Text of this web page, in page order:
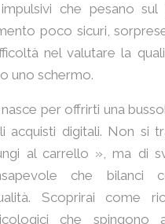
impulsivi che pesano
poco sicuri,
nel valutare la
uno schermo.
per offrirti una
acquisti digitali. Non si
al carrello », ma di
che bilanci
Scoprirai come
che spingono